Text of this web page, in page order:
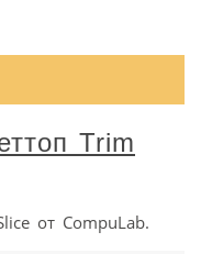
Trim
от CompuLab.